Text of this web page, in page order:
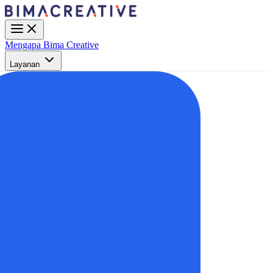
Mengapa Bima Creative
Layanan